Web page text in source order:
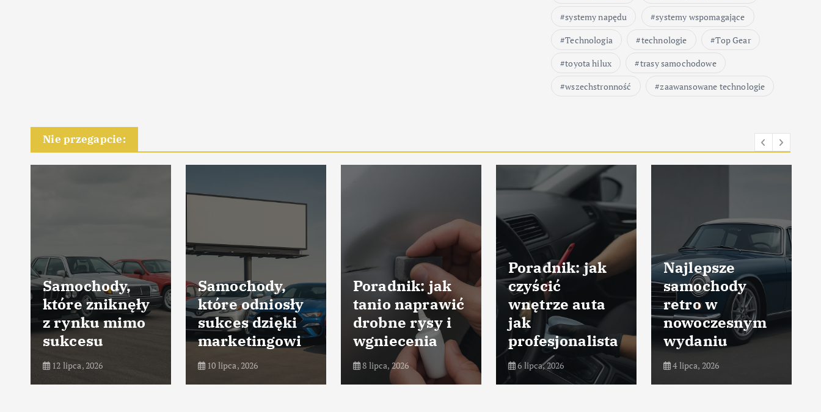
systemy napędu
systemy wspomagające
Technologia
technologie
Top Gear
toyota hilux
trasy samochodowe
wszechstronność
zaawansowane technologie
Nie przegapcie:
Samochody,
które zniknęły
z rynku mimo
sukcesu
12 lipca, 2026
Samochody,
które odniosły
sukces dzięki
marketingowi
10 lipca, 2026
Poradnik: jak
tanio naprawić
drobne rysy i
wgniecenia
8 lipca, 2026
Poradnik: jak
czyścić
wnętrze auta
jak
profesjonalista
6 lipca, 2026
Najlepsze
samochody
retro w
nowoczesnym
wydaniu
4 lipca, 2026